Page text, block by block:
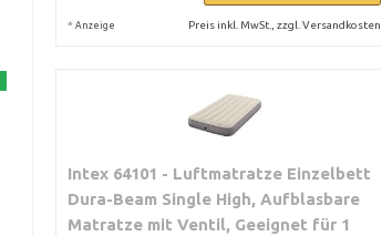
* Anzeige Preis inkl. MwSt., zzgl. Versandkosten
Intex 64101 - Luftmatratze Einzelbett
Dura-Beam Single High, Aufblasbare
Matratze mit Ventil, Geeignet für 1